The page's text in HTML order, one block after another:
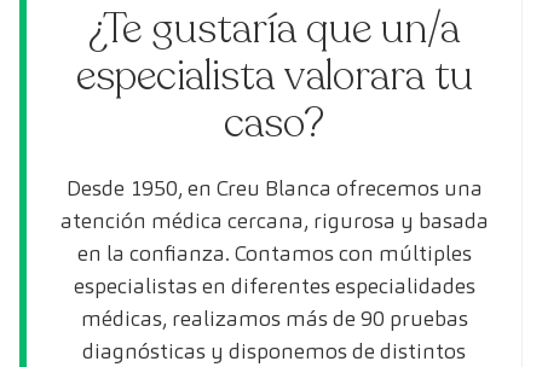
¿Te gustaría que un/a
especialista valorara tu
caso?
Desde 1950, en Creu Blanca ofrecemos una
atención médica cercana, rigurosa y basada
en la confianza. Contamos con múltiples
especialistas en diferentes especialidades
médicas, realizamos más de 90 pruebas
diagnósticas y disponemos de distintos